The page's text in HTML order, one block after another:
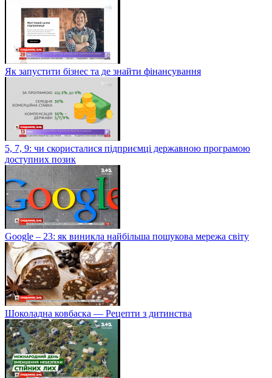
Як запустити бізнес та де знайти фінансування
5, 7, 9: чи скористалися підприємці державною програмою
доступних позик
Google – 23: як виникла найбільша пошукова мережа світу
Шоколадна ковбаска — Рецепти з дитинства